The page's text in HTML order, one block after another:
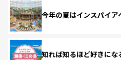
今年の夏はインスパイア
知れば知るほど好きにな